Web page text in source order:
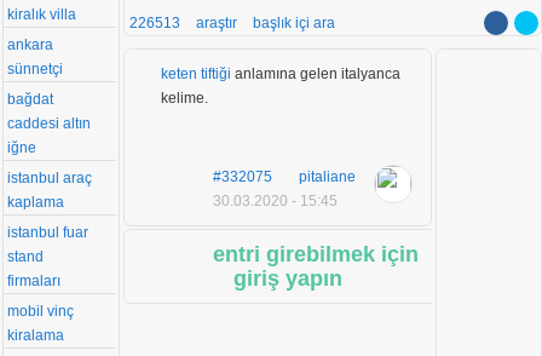
kiralık villa
ankara
sünnetçi
bağdat
caddesi altın
iğne
istanbul araç
kaplama
istanbul fuar
stand
firmaları
mobil vinç
kiralama
226513 araştır başlık içi ara
keten tiftiği anlamına gelen italyanca
kelime.
#332075
pitaliane
30.03.2020 - 15:45
entri girebilmek için
giriş yapın